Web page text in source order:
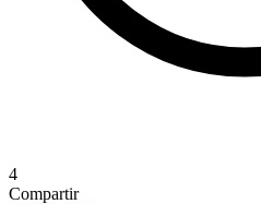
4
Compartir